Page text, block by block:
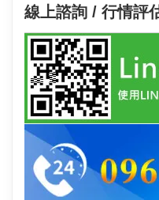
線上諮詢 / 行情評